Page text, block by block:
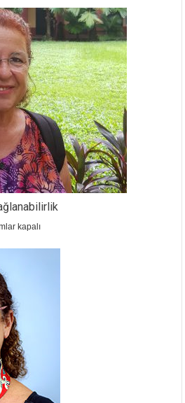
kapalı